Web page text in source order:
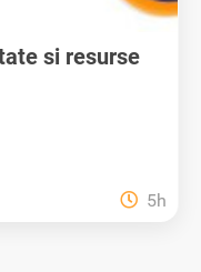
si resurse
5h